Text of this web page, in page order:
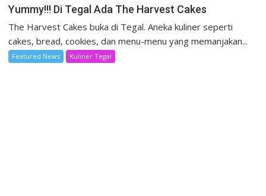
Yummy!!! Di Tegal Ada The Harvest Cakes
The Harvest Cakes buka di Tegal. Aneka kuliner seperti
cakes, bread, cookies, dan menu-menu yang memanjakan...
Featured News Kuliner Tegal